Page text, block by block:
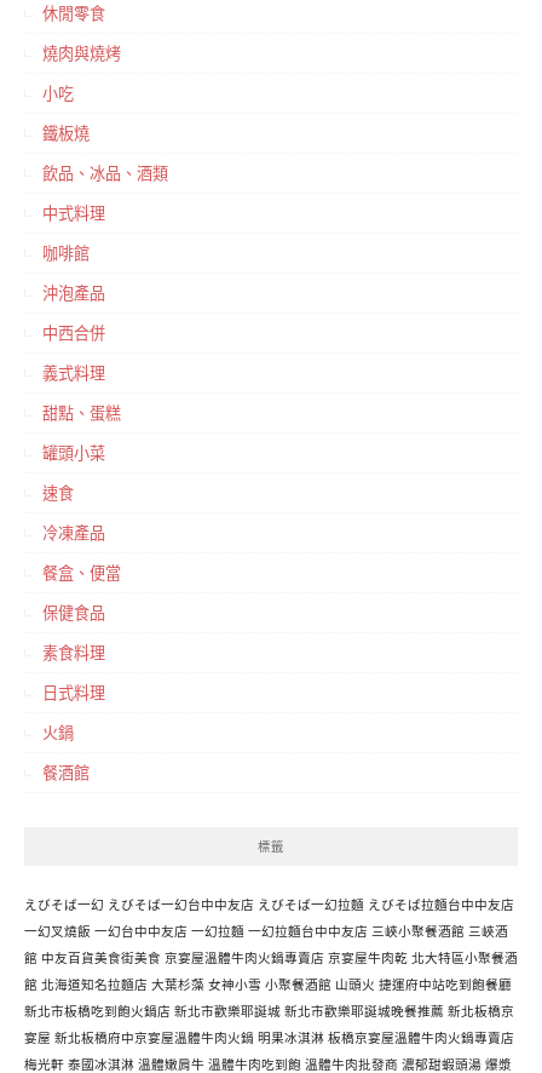
休閒零食
燒肉與燒烤
小吃
鐵板燒
飲品、冰品、酒類
中式料理
咖啡館
沖泡產品
中西合併
義式料理
甜點、蛋糕
罐頭小菜
速食
冷凍產品
餐盒、便當
保健食品
素食料理
日式料理
火鍋
餐酒館
標籤
えびそば一幻 えびそば一幻台中中友店 えびそば一幻拉麵 えびそば拉麵台中中友店
一幻叉燒飯 一幻台中中友店 一幻拉麵 一幻拉麵台中中友店 三峽小聚餐酒館 三峽酒
館 中友百貨美食街美食 京宴屋溫體牛肉火鍋專賣店 京宴屋牛肉乾 北大特區小聚餐酒
館 北海道知名拉麵店 大葉杉藻 女神小雪 小聚餐酒館 山頭火 捷運府中站吃到飽餐廳
新北市板橋吃到飽火鍋店 新北市歡樂耶誕城 新北市歡樂耶誕城晚餐推薦 新北板橋京
宴屋 新北板橋府中京宴屋溫體牛肉火鍋 明果冰淇淋 板橋京宴屋溫體牛肉火鍋專賣店
梅光軒 泰國冰淇淋 溫體嫩肩牛 溫體牛肉吃到飽 溫體牛肉批發商 濃郁甜蝦頭湯 爆漿